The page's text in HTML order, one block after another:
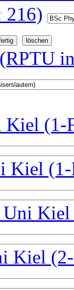
216)
(1-
Kiel
Kiel
Kiel